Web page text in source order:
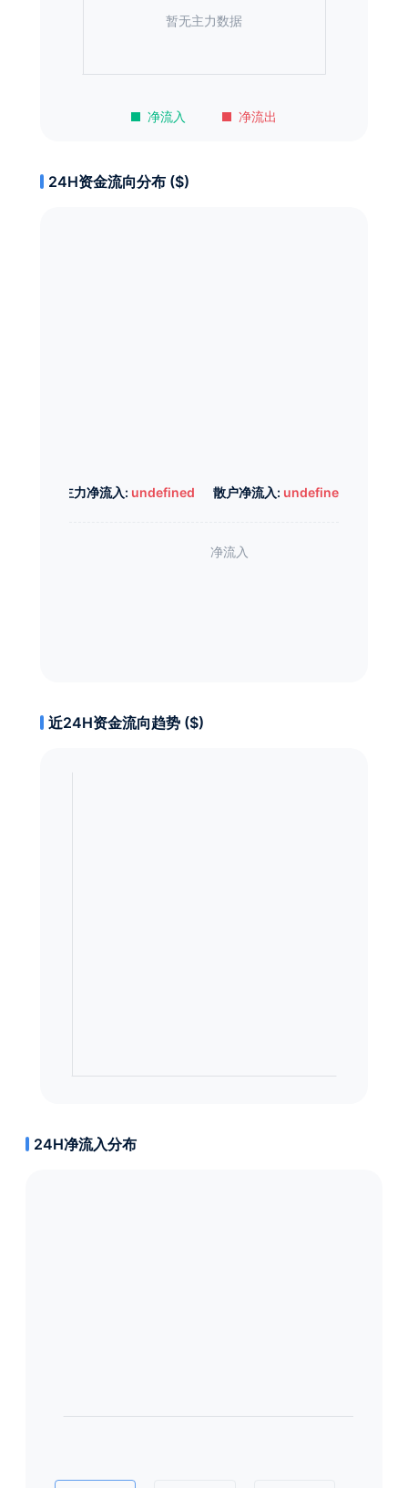
净流入 净流出
暂无主力数据
24H资金流向分布 ($)
主力净流入: undefined 散户净流入: undefined
近24H资金流向趋势 ($)
24H净流入分布